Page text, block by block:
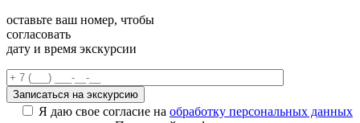
оставьте ваш номер, чтобы
согласовать
дату и время экскурсии
Я даю свое согласие на обработку персональных данных